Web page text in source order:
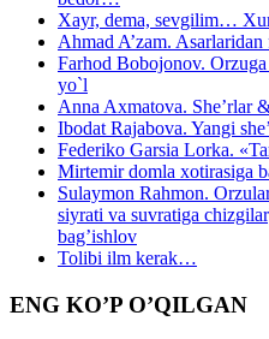
Xayr, dema, sevgilim…
Ahmad A’zam.
Farhod Bobojonov.
yo`l
Anna Axmatova. She’rlar
Ibodat Rajabova. Yangi
Federiko Garsia Lorka.
Mirtemir domla xotirasiga
Sulaymon Rahmon.
siyrati va suvratiga
bag’ishlov
Tolibi ilm kerak…
ENG KO’P O’QILGAN